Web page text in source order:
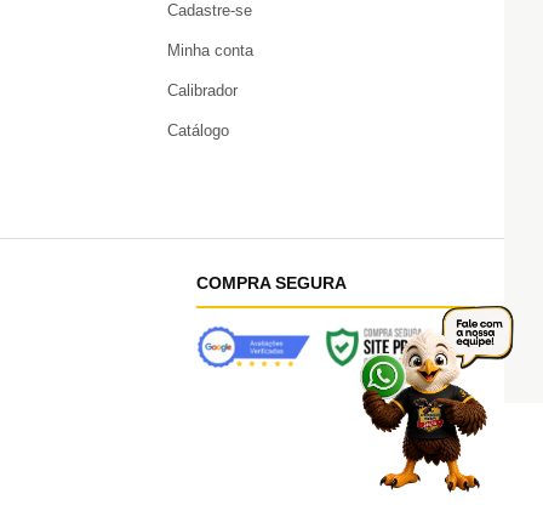
Cadastre-se
Minha conta
Calibrador
Catálogo
COMPRA SEGURA